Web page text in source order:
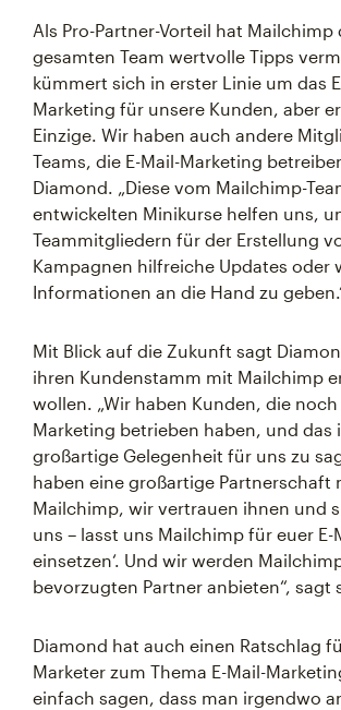
Als Pro-Partner-Vorteil hat Mailchimp
gesamten Team wertvolle Tipps
kümmert sich in erster Linie um das
Marketing für unsere Kunden, aber
Einzige. Wir haben auch andere
Teams, die E-Mail-Marketing
Diamond. „Diese vom Mailchimp-
entwickelten Minikurse helfen uns,
Teammitgliedern für der Erstellung
Kampagnen hilfreiche Updates oder
Informationen an die Hand zu
Mit Blick auf die Zukunft sagt
ihren Kundenstamm mit Mailchimp
wollen. „Wir haben Kunden, die noch
Marketing betrieben haben, und das
großartige Gelegenheit für uns zu
haben eine großartige Partnerschaft
Mailchimp, wir vertrauen ihnen und
uns – lasst uns Mailchimp für euer E-
einsetzen‘. Und wir werden
bevorzugten Partner anbieten“, sagt
Diamond hat auch einen Ratschlag
Marketer zum Thema E-Mail-
einfach sagen, dass man irgendwo